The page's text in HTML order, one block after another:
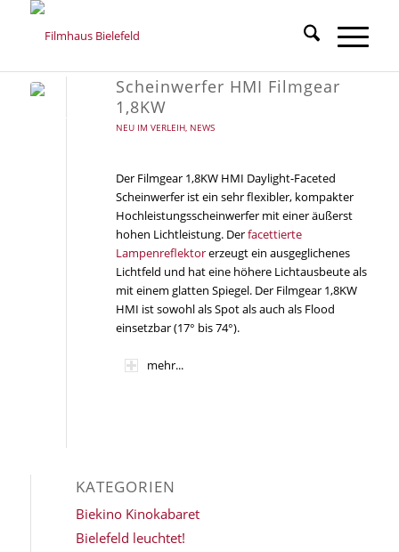
Scheinwerfer HMI Filmgear
1,8KW
NEU IM VERLEIH, NEWS
Der Filmgear 1,8KW HMI Daylight-Faceted
Scheinwerfer ist ein sehr flexibler, kompakter
Hochleistungsscheinwerfer mit einer äußerst
hohen Lichtleistung. Derfacettierte
Lampenreflektorerzeugt ein ausgeglichenes
Lichtfeld und hat eine höhere Lichtausbeute als
mit einem glatten Spiegel. Der Filmgear 1,8KW
HMI ist sowohl als Spot als auch als Flood
einsetzbar (17° bis 74°).
mehr...
KATEGORIEN
Biekino Kinokabaret
Bielefeld leuchtet!